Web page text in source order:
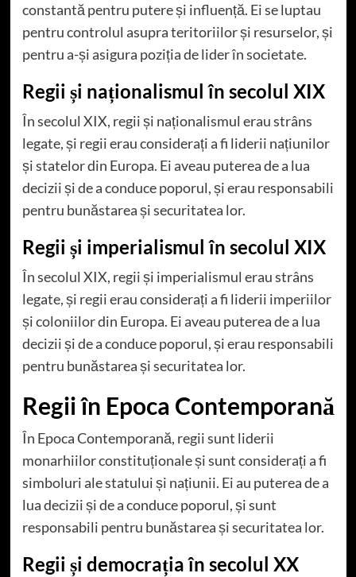
constantă pentru putere și influență. Ei se luptau
pentru controlul asupra teritoriilor și resurselor, și
pentru a-și asigura poziția de lider în societate.
Regii și naționalismul în secolul XIX
În secolul XIX, regii și naționalismul erau strâns
legate, și regii erau considerați a fi liderii națiunilor
și statelor din Europa. Ei aveau puterea de a lua
decizii și de a conduce poporul, și erau responsabili
pentru bunăstarea și securitatea lor.
Regii și imperialismul în secolul XIX
În secolul XIX, regii și imperialismul erau strâns
legate, și regii erau considerați a fi liderii imperiilor
și coloniilor din Europa. Ei aveau puterea de a lua
decizii și de a conduce poporul, și erau responsabili
pentru bunăstarea și securitatea lor.
Regii în Epoca Contemporană
În Epoca Contemporană, regii sunt liderii
monarhiilor constituționale și sunt considerați a fi
simboluri ale statului și națiunii. Ei au puterea de a
lua decizii și de a conduce poporul, și sunt
responsabili pentru bunăstarea și securitatea lor.
Regii și democrația în secolul XX